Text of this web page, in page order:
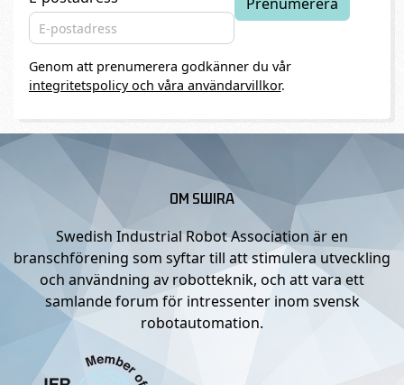
Genom att prenumerera godkänner du vår
integritetspolicy och våra användarvillkor.
OM SWIRA
Swedish Industrial Robot Association är en
branschförening som syftar till att stimulera utveckling
och användning av robotteknik, och att vara ett
samlande forum för intressenter inom svensk
robotautomation.